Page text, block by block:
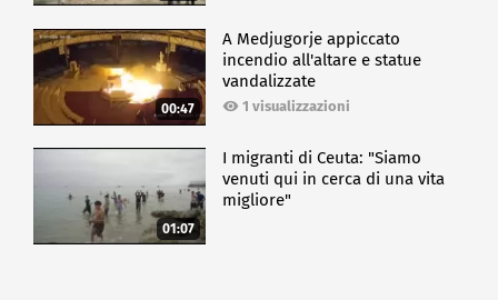
00:47
A Medjugorje appiccato
incendio all'altare e statue
vandalizzate
1 visualizzazioni
01:07
I migranti di Ceuta: "Siamo
venuti qui in cerca di una vita
migliore"